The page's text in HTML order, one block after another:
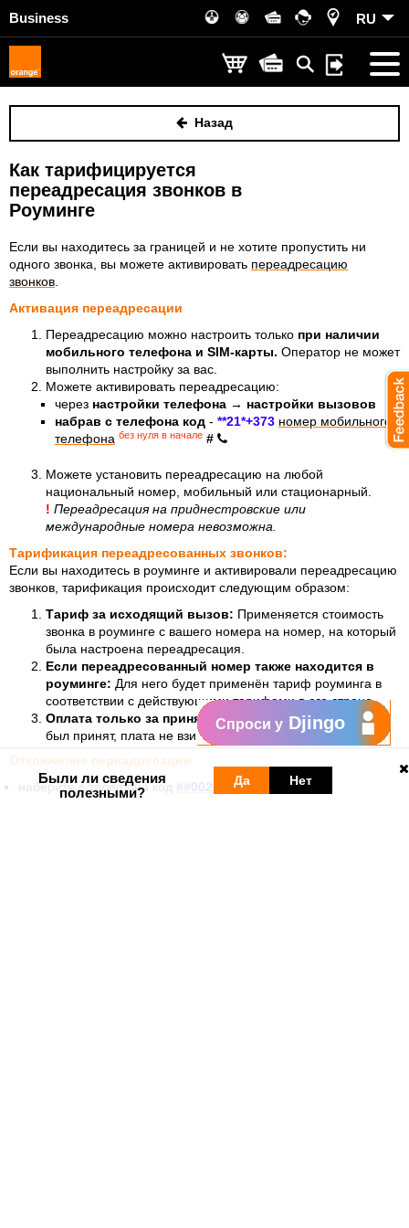
Business RU
Назад
Как тарифицируется
переадресация звонков в
Роуминге
Если вы находитесь за границей и не хотите пропустить ни
одного звонка, вы можете активировать переадресацию
звонков
Активация переадресации
Переадресацию можно настроить только при наличии
мобильного телефона и SIM-карты. Оператор не может
выполнить настройку за вас.
Можете активировать переадресацию:
через настройки телефона → настройки вызовов
набрав с телефона код - **21*+373 номер мобильного
телефона без нуля в начале #
Можете установить переадресацию на любой
национальный номер, мобильный или стационарный.
! Переадресация на приднестровские или
международные номера невозможна.
Тарификация переадресованных звонков:
Если вы находитесь в роуминге и активировали переадресацию
звонков, тарификация происходит следующим образом:
Тариф за исходящий вызов: Применяется стоимость
звонка в роуминге с вашего номера на номер, на который
была настроена переадресация.
Если переадресованный номер также находится в
роуминге: Для него будет применён тариф роуминга в
соответствии с действующими тарифами в его стране.
Оплата только за принятые вызовы: Если вызов не
был принят, плата не взимается.
Отключение переадресации
наберите с телефона код ##002# .
Были ли сведения
полезными?
Да Нет
Спроси у Djingo